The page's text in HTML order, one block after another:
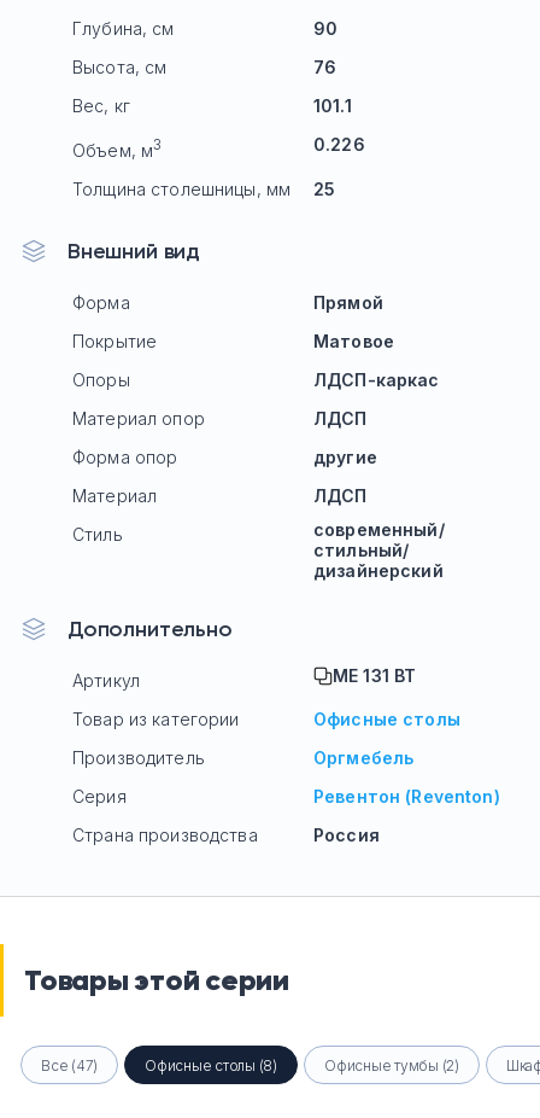
Глубина, см
90
Высота, см
76
Вес, кг
101.1
Объем, м3 0.226
Толщина столешницы, мм 25
Внешний вид
Форма
Прямой
Покрытие
Матовое
Опоры
ЛДСП-каркас
Материал опор
ЛДСП
Форма опор
другие
Материал
ЛДСП
Стиль
современный/
стильный/
дизайнерский
Дополнительно
Артикул МЕ 131 ВТ
Товар из категории
Офисные столы
Производитель
Оргмебель
Серия
Ревентон (Reventon)
Страна производства
Россия
Товары этой серии
Все (47) Офисные столы (8) Офисные тумбы (2)